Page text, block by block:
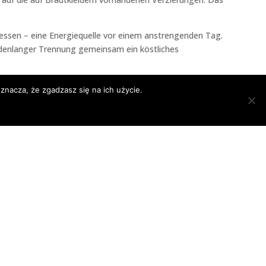
– eine Energiequelle vor einem anstrengenden Tag.
Trennung gemeinsam ein köstliches
że zgadzasz się na ich użycie.